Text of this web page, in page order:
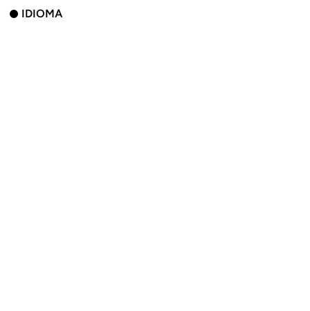
IDIOMA